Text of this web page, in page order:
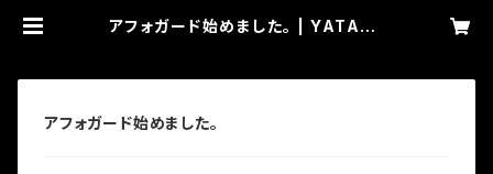
アフォガード始めました。 | YATABE
アフォガード始めました。